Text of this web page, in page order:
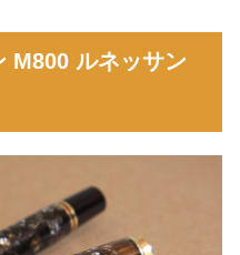
M800 ルネッサン